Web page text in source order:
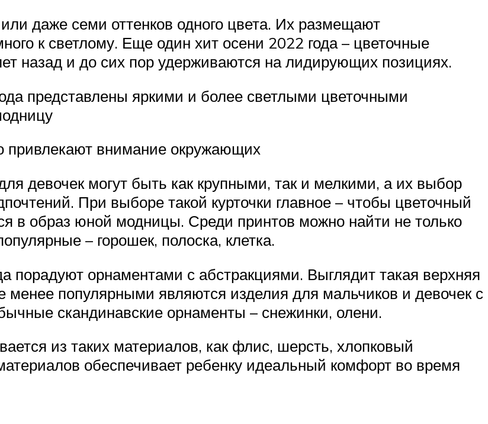
даже семи оттенков одного цвета. Их размещают
к светлому. Еще один хит осени 2022 года – цветочные
назад и до сих пор удерживаются на лидирующих позициях.
представлены яркими и более светлыми цветочными
привлекают внимание окружающих
девочек могут быть как крупными, так и мелкими, а их выбор
При выборе такой курточки главное – чтобы цветочный
в образ юной модницы. Среди принтов можно найти не только
– горошек, полоска, клетка.
порадуют орнаментами с абстракциями. Выглядит такая верхняя
менее популярными являются изделия для мальчиков и девочек с
скандинавские орнаменты – снежинки, олени.
из таких материалов, как флис, шерсть, хлопковый
обеспечивает ребенку идеальный комфорт во время